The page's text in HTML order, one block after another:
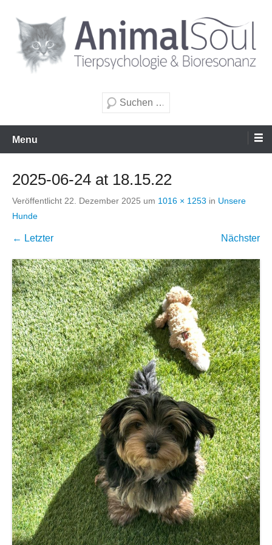
Inhalt
wechseln
Suche
Menu
2025-06-24 at 18.15.22
Veröffentlicht 22. Dezember 2025 um 1016 × 1253 in Unsere
Hunde
← Letzter Nächster